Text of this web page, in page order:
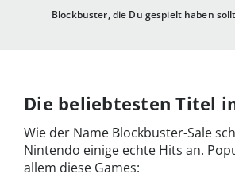
Blockbuster, die Du gespielt haben
Die beliebtesten Titel
Wie der Name Blockbuster-Sale
Nintendo einige echte Hits an.
allem diese Games: